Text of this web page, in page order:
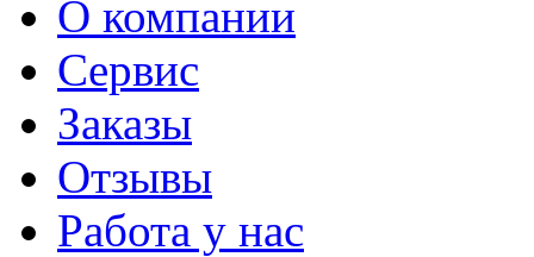
О компании
Сервис
Заказы
Отзывы
Работа у нас